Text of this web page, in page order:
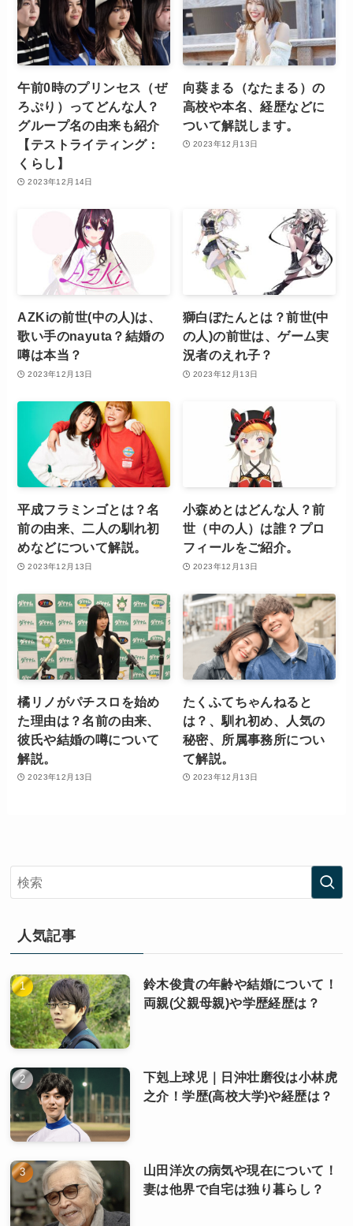
午前0時のプリンセス（ぜ
ろぷり）ってどんな人？
グループ名の由来も紹介
【テストライティング：
くらし】
2023年12月14日
向葵まる（なたまる）の
高校や本名、経歴などに
ついて解説します。
2023年12月13日
AZKiの前世(中の人)は、
歌い手のnayuta？結婚の
噂は本当？
2023年12月13日
獅白ぼたんとは？前世(中
の人)の前世は、ゲーム実
況者のえれ子？
2023年12月13日
平成フラミンゴとは？名
前の由来、二人の馴れ初
めなどについて解説。
2023年12月13日
小森めとはどんな人？前
世（中の人）は誰？プロ
フィールをご紹介。
2023年12月13日
橘リノがパチスロを始め
た理由は？名前の由来、
彼氏や結婚の噂について
解説。
2023年12月13日
たくふてちゃんねると
は？、馴れ初め、人気の
秘密、所属事務所につい
て解説。
2023年12月13日
人気記事
鈴木俊貴の年齢や結婚について！
両親(父親母親)や学歴経歴は？
下剋上球児｜日沖壮磨役は小林虎
之介！学歴(高校大学)や経歴は？
山田洋次の病気や現在について！
妻は他界で自宅は独り暮らし？